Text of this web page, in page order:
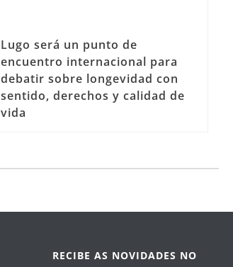
Lugo será un punto de
encuentro internacional para
debatir sobre longevidad con
sentido, derechos y calidad de
vida
RECIBE AS NOVIDADES NO